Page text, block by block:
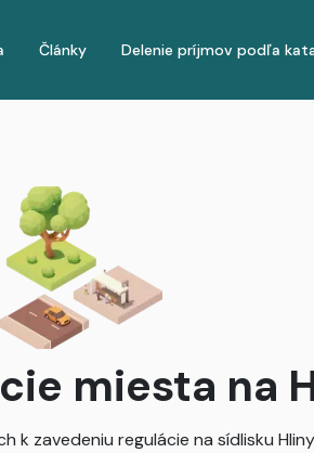
Články Delenie príjmov podľa
miesta na
k zavedeniu regulácie na sídlisku